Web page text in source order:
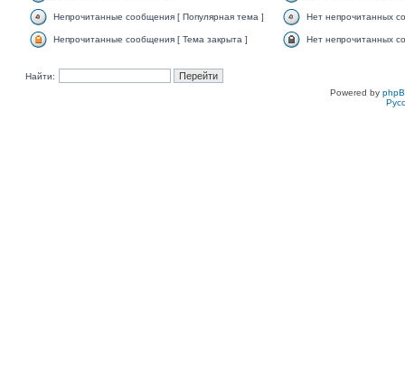
Непрочитанные сообщения [ Популярная тема ] Нет непрочитанных
Непрочитанные сообщения [ Тема закрыта ] Нет непрочитанных
Найти:
Powered by